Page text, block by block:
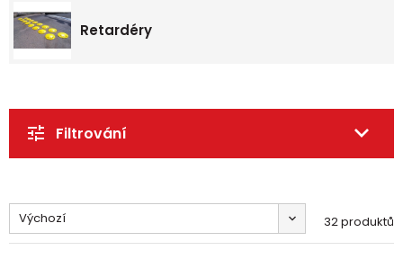
Retardéry
Filtrování
Výchozí 32 produktů